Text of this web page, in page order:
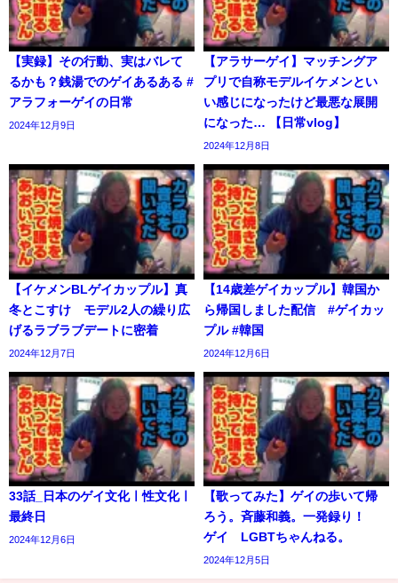
【実録】その行動、実はバレて
るかも？銭湯でのゲイあるある #
アラフォーゲイの日常
2024年12月9日
【アラサーゲイ】マッチングア
プリで自称モデルイケメンとい
い感じになったけど最悪な展開
になった… 【日常vlog】
2024年12月8日
【イケメンBLゲイカップル】真
冬とこすけ モデル2人の繰り広
げるラブラブデートに密着
2024年12月7日
【14歳差ゲイカップル】韓国か
ら帰国しました配信 #ゲイカッ
プル #韓国
2024年12月6日
33話_日本のゲイ文化ㅣ性文化ㅣ
最終日
2024年12月6日
【歌ってみた】ゲイの歩いて帰
ろう。斉藤和義。一発録り！
ゲイ LGBTちゃんねる。
2024年12月5日